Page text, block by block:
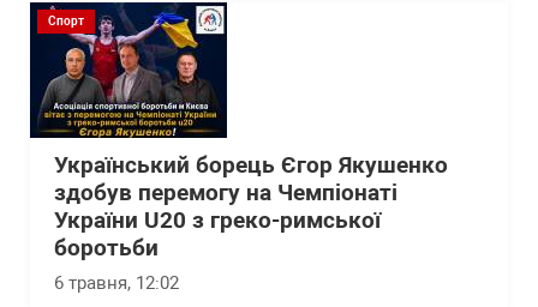
Спорт
Український борець Єгор Якушенко
здобув перемогу на Чемпіонаті
України U20 з греко-римської
боротьби
6 травня, 12:02